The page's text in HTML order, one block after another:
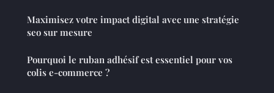
Maximisez votre impact digital avec une stratégie
seo sur mesure
Pourquoi le ruban adhésif est essentiel pour vos
colis e-commerce ?